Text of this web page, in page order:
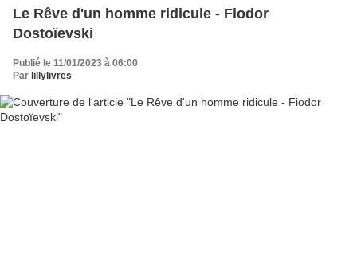
Le Rêve d'un homme ridicule - Fiodor
Dostoïevski
Publié le 11/01/2023 à 06:00
Par lillylivres